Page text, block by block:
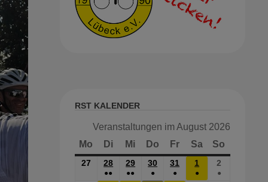
RST KALENDER
Veranstaltungen im August 2026
Mo Montag
Di Dienstag
Mi Mittwoch
Do Donnerstag
FrFreitag
SaSamstag
So
27
Juli
28
JULI
●●
29
JULI
●●
30
JULI
●
31
JULI
●
1
AUG.
●
2
●